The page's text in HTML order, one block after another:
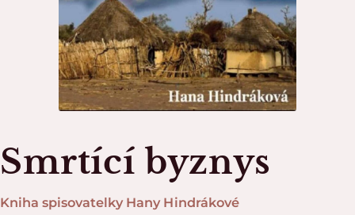
Smrtící byznys
Kniha spisovatelky Hany Hindrákové